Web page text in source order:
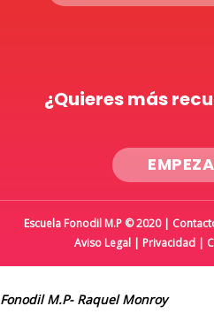
¿Quieres más
Escuela Fonodil M.P © 2020 |
Aviso Legal | Privacidad |
Fonodil M.P- Raquel Monroy